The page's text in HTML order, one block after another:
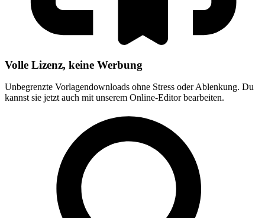
Volle Lizenz, keine Werbung
Unbegrenzte Vorlagendownloads ohne Stress oder Ablenkung. Du
kannst sie jetzt auch mit unserem Online-Editor bearbeiten.